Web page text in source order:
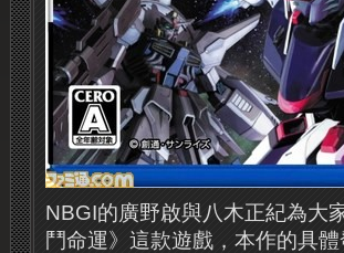
NBGI的廣野啟與八木正紀為大
鬥命運》這款遊戲，本作的具